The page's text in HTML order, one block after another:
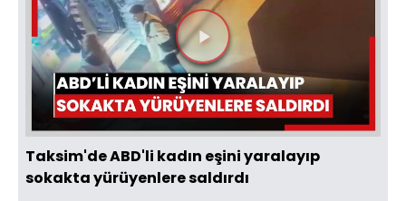
Videoyu
Oynat
Taksim'de ABD'li kadın eşini yaralayıp
sokakta yürüyenlere saldırdı